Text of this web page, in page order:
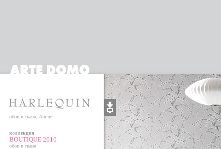
обои и ткани, Англия
коллекция
BOUTIQUE 2010
обои и ткани